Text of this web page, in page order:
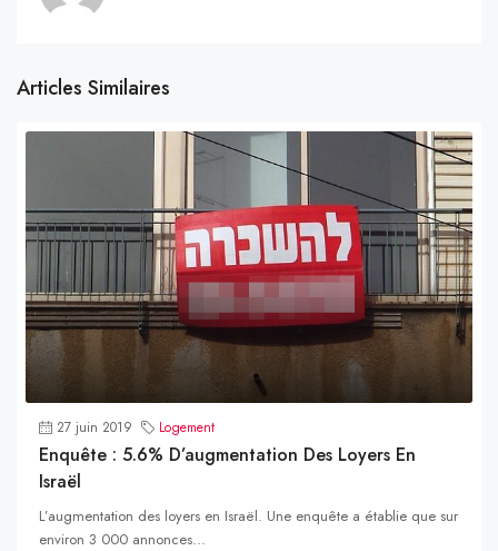
Articles Similaires
27 juin 2019 Logement
Enquête : 5.6% D’augmentation Des Loyers En
Israël
L’augmentation des loyers en Israël. Une enquête a établie que sur
environ 3 000 annonces...